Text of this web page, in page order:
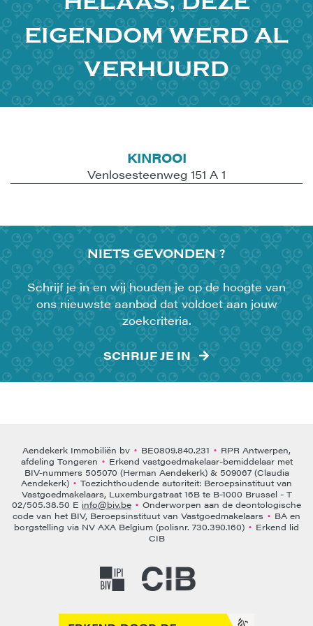
EIGENDOM WERD AL
VERHUURD
KINROOI
Venlosesteenweg 151 A 1
NIETSGEVONDEN ?
Schrijf je in en wij houden je op de hoogte van
ons nieuwste aanbod dat voldoet aan jouw
zoekcriteria.
SCHRIJF JE IN
Aendekerk Immobiliën bv • BE0809.840.231 • RPR Antwerpen,
afdeling Tongeren • Erkend vastgoedmakelaar-bemiddelaar met
BIV-nummers 505070 (Herman Aendekerk) & 509067 (Claudia
Aendekerk) • Toezichthoudende autoriteit: Beroepsinstituut van
Vastgoedmakelaars, Luxemburgstraat 16B te B-1000 Brussel - T
02/505.38.50 E info@biv.be • Onderworpen aan de deontologische
code van het BIV, Beroepsinstituut van Vastgoedmakelaars • BA en
borgstelling via NV AXA Belgium (polisnr. 730.390.160) • Erkend lid
CIB